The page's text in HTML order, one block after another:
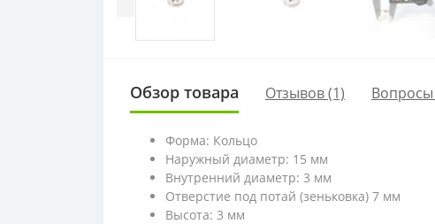
Обзор товара Отзывов (1) Вопросы
Форма: Кольцо
Наружный диаметр: 15 мм
Внутренний диаметр: 3 мм
Отверстие под потай (зеньковка) 7 мм
Высота: 3 мм